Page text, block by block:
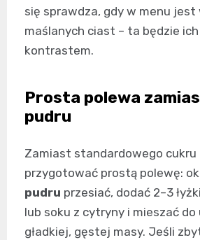
się sprawdza, gdy w menu jest
maślanych ciast – ta będzie
kontrastem.
Prosta polewa
pudru
Zamiast standardowego cukru
przygotować prostą polewę:
pudru przesiać, dodać 2–3
lub soku z cytryny i mieszać do
gładkiej, gęstej masy. Jeśli